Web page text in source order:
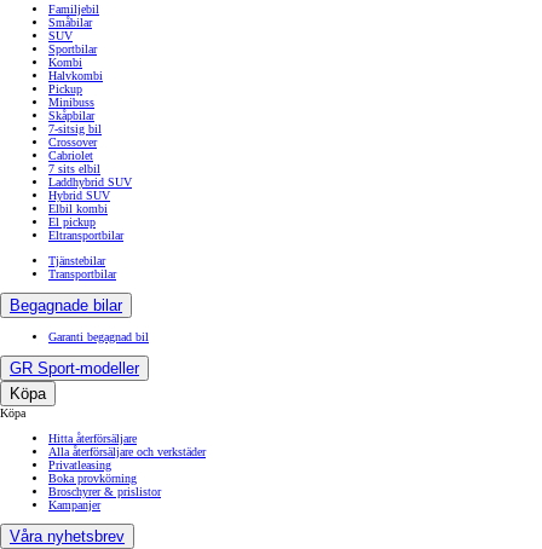
Familjebil
Småbilar
SUV
Sportbilar
Kombi
Halvkombi
Pickup
Minibuss
Skåpbilar
7-sitsig bil
Crossover
Cabriolet
7 sits elbil
Laddhybrid SUV
Hybrid SUV
Elbil kombi
El pickup
Eltransportbilar
Tjänstebilar
Transportbilar
Begagnade bilar
Garanti begagnad bil
GR Sport-modeller
Köpa
Köpa
Hitta återförsäljare
Alla återförsäljare och verkstäder
Privatleasing
Boka provkörning
Broschyrer & prislistor
Kampanjer
Våra nyhetsbrev